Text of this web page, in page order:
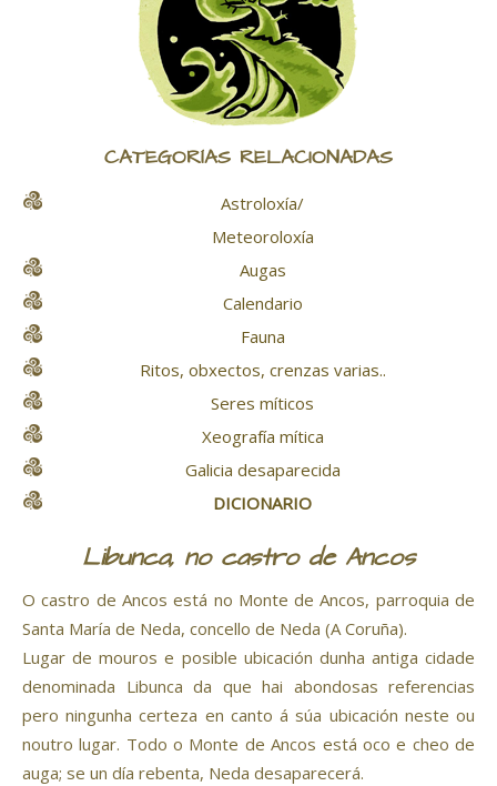
CATEGORÍAS RELACIONADAS
Astroloxía/
Meteoroloxía
Augas
Calendario
Fauna
Ritos, obxectos, crenzas varias..
Seres míticos
Xeografía mítica
Galicia desaparecida
DICIONARIO
Libunca, no castro de Ancos
O castro de Ancos está no Monte de Ancos, parroquia de
Santa María de Neda, concello de Neda (A Coruña).
Lugar de mouros e posible ubicación dunha antiga cidade
denominada Libunca da que hai abondosas referencias
pero ningunha certeza en canto á súa ubicación neste ou
noutro lugar. Todo o Monte de Ancos está oco e cheo de
auga; se un día rebenta, Neda desaparecerá.